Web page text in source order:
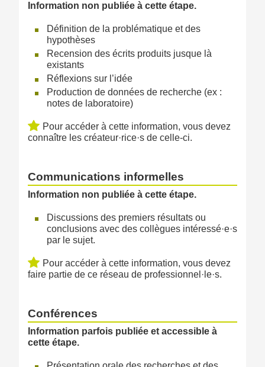
Information non publiée à cette étape.
Définition de la problématique et des
hypothèses
Recension des écrits produits jusque là
existants
Réflexions sur l’idée
Production de données de recherche (ex :
notes de laboratoire)
Pour accéder à cette information, vous devez
connaître les créateur·rice·s de celle-ci.
Communications informelles
Information non publiée à cette étape.
Discussions des premiers résultats ou
conclusions avec des collègues intéressé·e·s
par le sujet.
Pour accéder à cette information, vous devez
faire partie de ce réseau de professionnel·le·s.
Conférences
Information parfois publiée et accessible à
cette étape.